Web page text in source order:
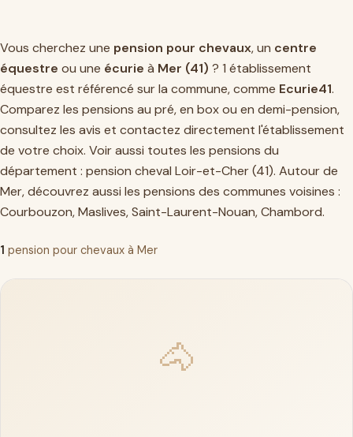
Vous cherchez une pension pour chevaux, un centre
équestre ou une écurie à Mer (41) ? 1 établissement
équestre est référencé sur la commune, comme Ecurie41.
Comparez les pensions au pré, en box ou en demi-pension,
consultez les avis et contactez directement l'établissement
de votre choix. Voir aussi toutes les pensions du
département : pension cheval Loir-et-Cher (41). Autour de
Mer, découvrez aussi les pensions des communes voisines :
Courbouzon,Maslives,Saint-Laurent-Nouan,Chambord.
1 pension pour chevaux à Mer
🐴